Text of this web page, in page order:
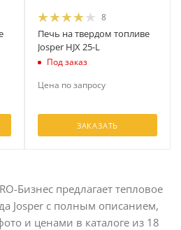
8
Печь на твердом топливе
Josper HJX 25-L
Под заказ
Цена по запросу
ЗАКАЗАТЬ
Бизнес предлагает тепловое
Josper с полным описанием,
и ценами в каталоге из 18